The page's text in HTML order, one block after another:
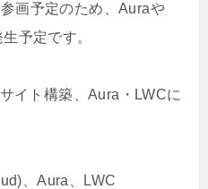
画予定のため、Auraや
予定です。
イト構築、Aura・LWCに
、Aura、LWC